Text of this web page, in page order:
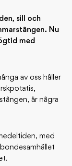
sill och
Nu
med
av oss håller
är några
med